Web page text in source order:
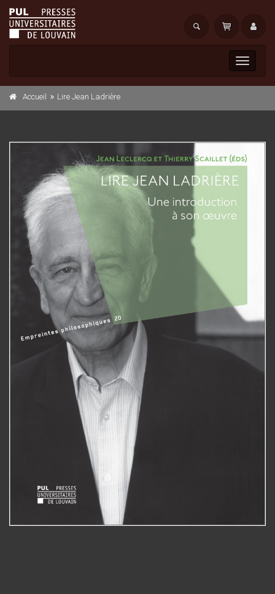
Toggle
Accueil Lire Jean Ladrière